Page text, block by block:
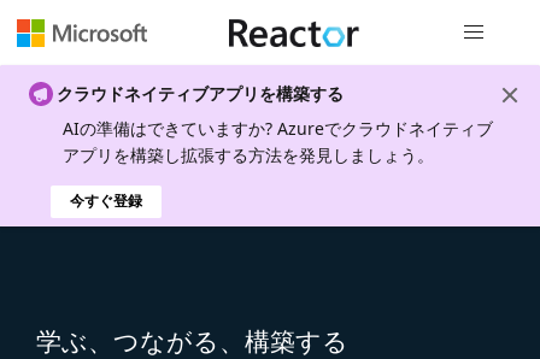
クラウドネイティブアプリを構築する
AIの準備はできていますか? Azureでクラウドネイティブ
アプリを構築し拡張する方法を発見しましょう。
今すぐ登録
学ぶ、つながる、構築する